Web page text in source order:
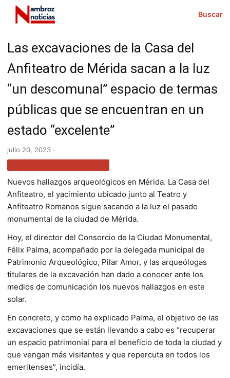
Buscar
Las excavaciones de la Casa del
Anfiteatro de Mérida sacan a la luz
“un descomunal” espacio de termas
públicas que se encuentran en un
estado “excelente”
julio 20, 2023 ·
Nuevos hallazgos arqueológicos en Mérida. La Casa del
Anfiteatro, el yacimiento ubicado junto al Teatro y
Anfiteatro Romanos sigue sacando a la luz el pasado
monumental de la ciudad de Mérida.
Hoy, el director del Consorcio de la Ciudad Monumental,
Félix Palma, acompañado por la delegada municipal de
Patrimonio Arqueológico, Pilar Amor, y las arqueólogas
titulares de la excavación han dado a conocer ante los
medios de comunicación los nuevos hallazgos en este
solar.
En concreto, y como ha explicado Palma, el objetivo de las
excavaciones que se están llevando a cabo es “recuperar
un espacio patrimonial para el beneficio de toda la ciudad y
que vengan más visitantes y que repercuta en todos los
emeritenses”, incidía.